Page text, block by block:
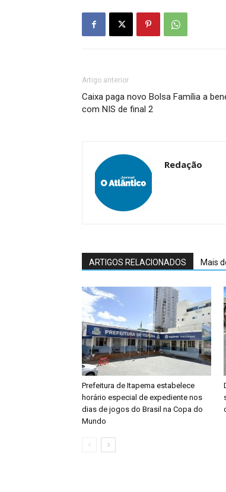
Artigo anterior
Caixa paga novo Bolsa Família a
com NIS de final 2
Redação
ARTIGOS RELACIONADOS Mais
Prefeitura de Itapema estabelece
horário especial de expediente nos
dias de jogos do Brasil na Copa do
Mundo